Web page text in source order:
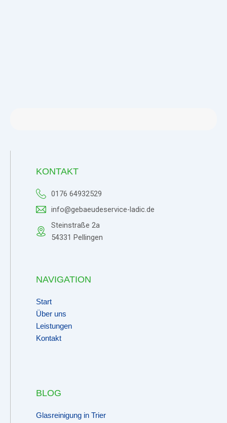
KONTAKT
0176 64932529
info@gebaeudeservice-ladic.de
Steinstraße 2a
54331 Pellingen
NAVIGATION
Start
Über uns
Leistungen
Kontakt
BLOG
Glasreinigung in Trier